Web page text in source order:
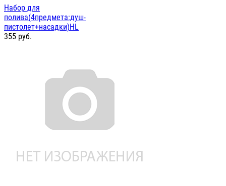
Набор для
полива(4предмета:душ-
пистолет+насадки)HL
355 руб.